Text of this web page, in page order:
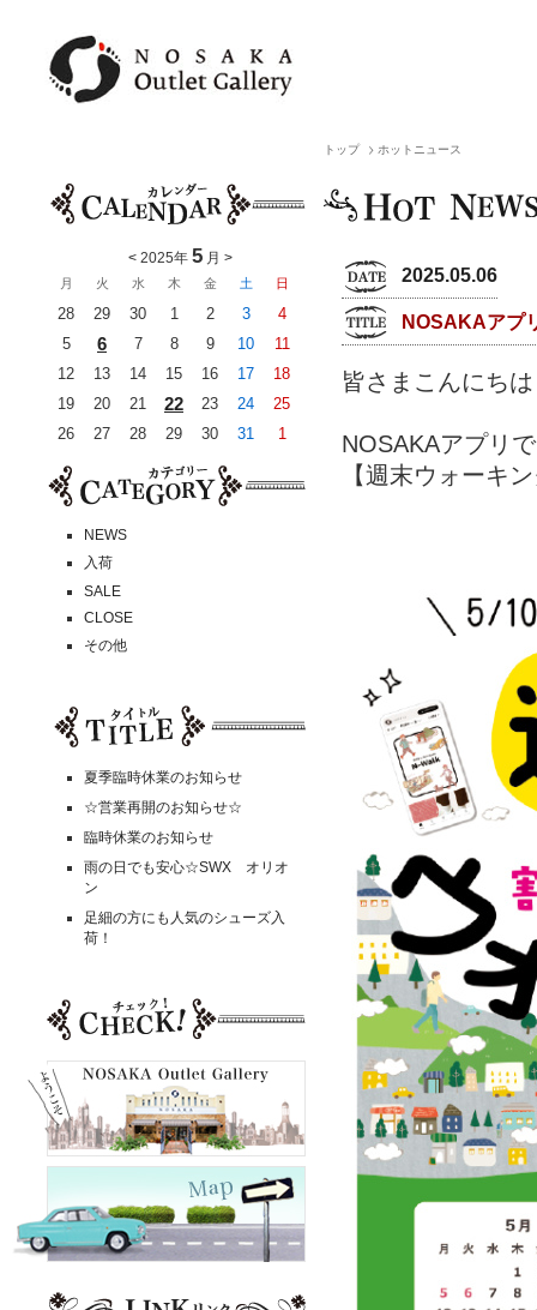
トップ ホットニュース
2025.05.06
NOSAKAアプ
皆さまこんにち
NOSAKAアプリで
【週末ウォーキ
<2025年 5月 >
月 火 水 木 金 土 日
28 29 30 1 2 3
4
5
6 7 8 9 10
11
12
13 14 15 16 17
18
19
20 21 22 23 24
25
26
27 28 29 30 31 1
NEWS
入荷
SALE
CLOSE
その他
夏季臨時休業のお知らせ
☆営業再開のお知らせ☆
臨時休業のお知らせ
雨の日でも安心☆SWX オリオ
ン
足細の方にも人気のシューズ入
荷！